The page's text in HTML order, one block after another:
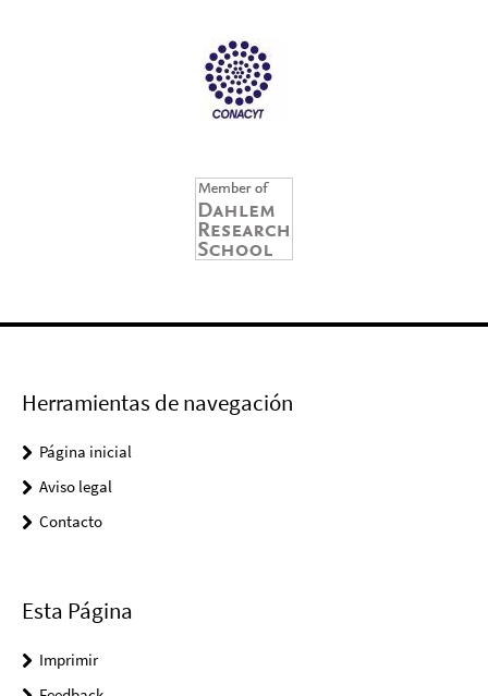
Herramientas de navegación
Página inicial
Aviso legal
Contacto
Esta Página
Imprimir